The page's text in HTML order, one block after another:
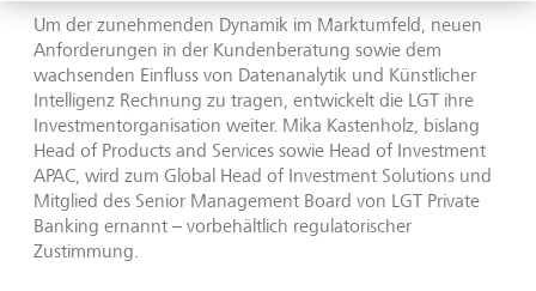
Um der zunehmenden Dynamik im Marktumfeld, neuen
Anforderungen in der Kundenberatung sowie dem
wachsenden Einfluss von Datenanalytik und Künstlicher
Intelligenz Rechnung zu tragen, entwickelt die LGT ihre
Investmentorganisation weiter. Mika Kastenholz, bislang
Head of Products and Services sowie Head of Investment
APAC, wird zum Global Head of Investment Solutions und
Mitglied des Senior Management Board von LGT Private
Banking ernannt – vorbehältlich regulatorischer
Zustimmung.